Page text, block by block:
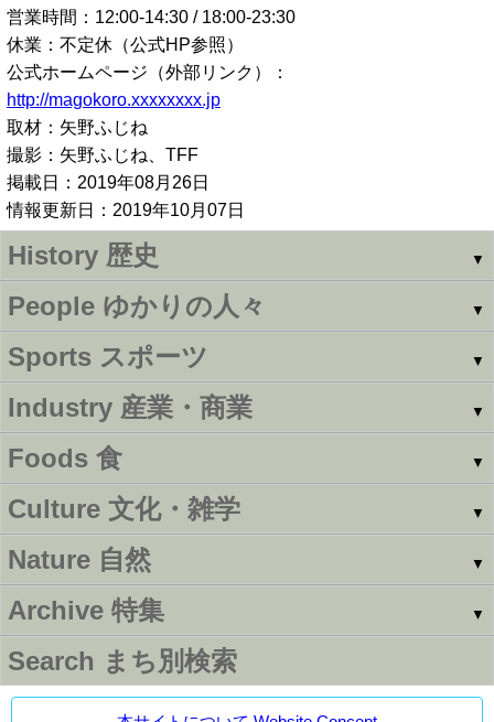
営業時間：12:00-14:30 / 18:00-23:30
休業：不定休（公式HP参照）
公式ホームページ（外部リンク）：
http://magokoro.xxxxxxxx.jp
取材：矢野ふじね
撮影：矢野ふじね、TFF
掲載日：2019年08月26日
情報更新日：2019年10月07日
History 歴史 ▼
People ゆかりの人々 ▼
Sports スポーツ ▼
Industry 産業・商業 ▼
Foods 食 ▼
Culture 文化・雑学 ▼
Nature 自然 ▼
Archive 特集 ▼
Search まち別検索